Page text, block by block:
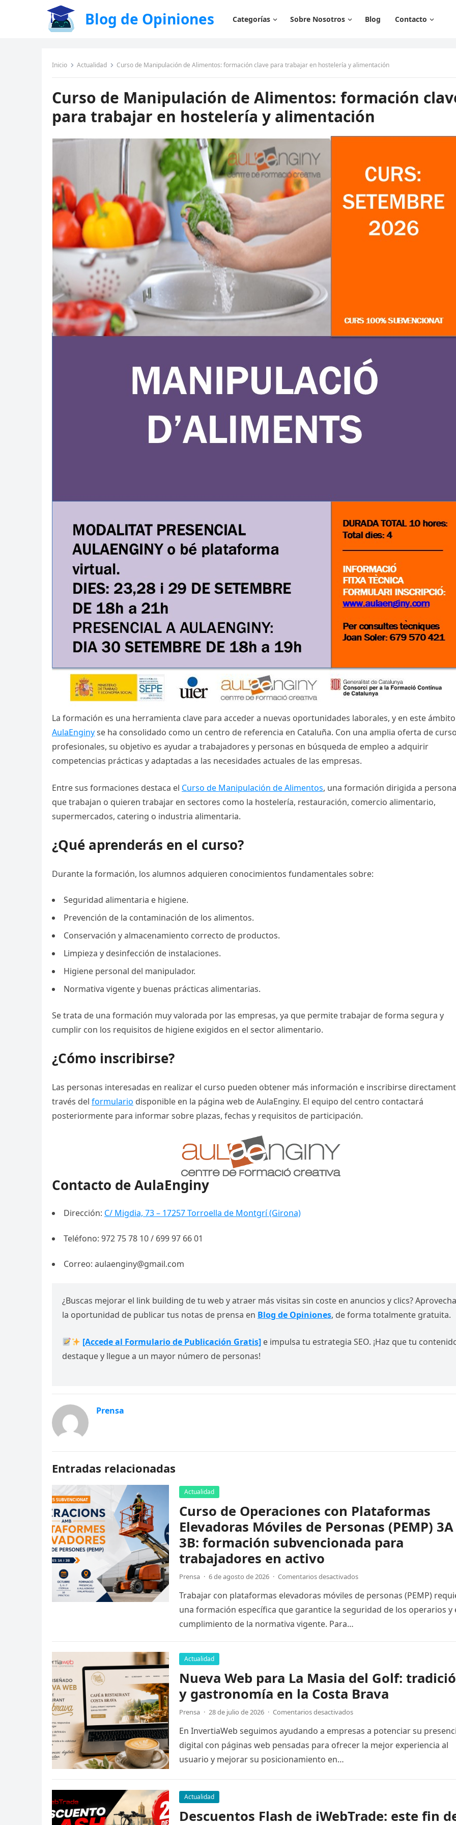
Blog de Opiniones Categorías Sobre Nosotros Blog Contacto
Inicio Actualidad Curso de Manipulación de Alimentos: formación clave para trabajar en hostelería y alimentación
Curso de Manipulación de Alimentos: formación
para trabajar en hostelería y alimentación
La formación es una herramienta clave para acceder a nuevas oportunidades laborales, y en este ámbito
AulaEnginyse ha consolidado como un centro de referencia en Cataluña. Con una amplia oferta de
profesionales, su objetivo es ayudar a trabajadores y personas en búsqueda de empleo a adquirir
competencias prácticas y adaptadas a las necesidades actuales de las empresas.
Entre sus formaciones destaca el Curso de Manipulación de Alimentos, una formación dirigida a
que trabajan o quieren trabajar en sectores como la hostelería, restauración, comercio alimentario,
supermercados, catering o industria alimentaria.
¿Qué aprenderás en el curso?
Durante la formación, los alumnos adquieren conocimientos fundamentales sobre:
Seguridad alimentaria e higiene.
Prevención de la contaminación de los alimentos.
Conservación y almacenamiento correcto de productos.
Limpieza y desinfección de instalaciones.
Higiene personal del manipulador.
Normativa vigente y buenas prácticas alimentarias.
Se trata de una formación muy valorada por las empresas, ya que permite trabajar de forma segura y
cumplir con los requisitos de higiene exigidos en el sector alimentario.
¿Cómo inscribirse?
Las personas interesadas en realizar el curso pueden obtener más información e inscribirse
través del formulario disponible en la página web de AulaEnginy. El equipo del centro contactará
posteriormente para informar sobre plazas, fechas y requisitos de participación.
Contacto de AulaEnginy
Dirección: C/ Migdia, 73 – 17257 Torroella de Montgrí (Girona)
Teléfono: 972 75 78 10 / 699 97 66 01
Correo: aulaenginy@gmail.com
¿Buscas mejorar el link building de tu web y atraer más visitas sin coste en anuncios y clics? Aprovecha
la oportunidad de publicar tus notas de prensa en Blog de Opiniones, de forma totalmente gratuita.
[Accede al Formulario de Publicación Gratis] e impulsa tu estrategia SEO. ¡Haz que tu
destaque y llegue a un mayor número de personas!
Prensa
Entradas relacionadas
Actualidad
Curso de Operaciones con Plataformas
Elevadoras Móviles de Personas (PEMP)
3B: formación subvencionada para
trabajadores en activo
Prensa · 6 de agosto de 2026 · Comentarios desactivados
Trabajar con plataformas elevadoras móviles de personas (PEMP)
una formación específica que garantice la seguridad de los operarios y
cumplimiento de la normativa vigente. Para…
Actualidad
Nueva Web para La Masia del Golf:
y gastronomía en la Costa Brava
Prensa · 28 de julio de 2026 · Comentarios desactivados
En InvertiaWeb seguimos ayudando a empresas a potenciar su
digital con páginas web pensadas para ofrecer la mejor experiencia al
usuario y mejorar su posicionamiento en…
Actualidad
Descuentos Flash de iWebTrade: este fin